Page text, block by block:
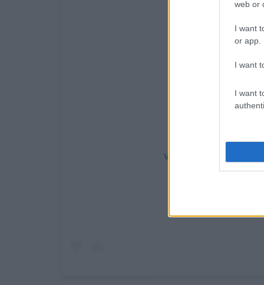
web or
I want
or app.
I want
I want
View this post on